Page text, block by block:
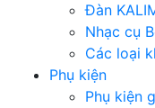
Đàn
Nhạc cụ
Các loại
Phụ kiện
Phụ kiện